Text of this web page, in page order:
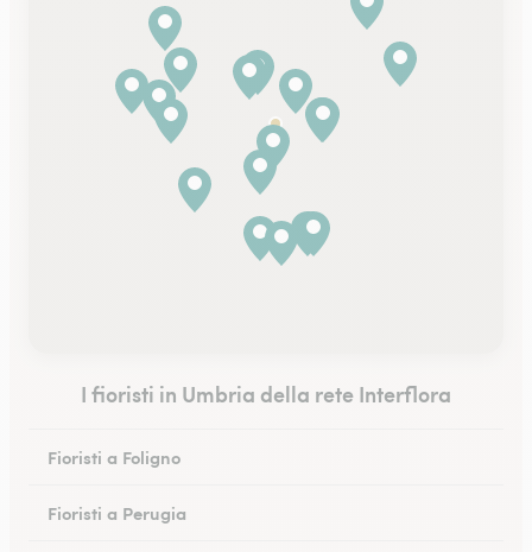
I fioristi in Umbria della rete Interflora
Fioristi a Foligno
Fioristi a Perugia